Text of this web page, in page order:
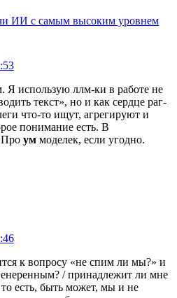
ИИ с самым высоким уровнем
Я использую ллм-ки в работе не
текст», но и как сердце раг-
что-то ищут, агрегируют и
понимание есть. В
Про ум моделек, если угодно.
к вопросу «не спим ли мы?» и
/ принадлежит ли мне
есть, быть может, мы и не